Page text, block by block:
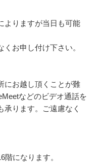
よりますが当日も可能
お申し付け下さい。
にお越し頂くことが難
などのビデオ通話を
ります。ご遠慮なく
になります。